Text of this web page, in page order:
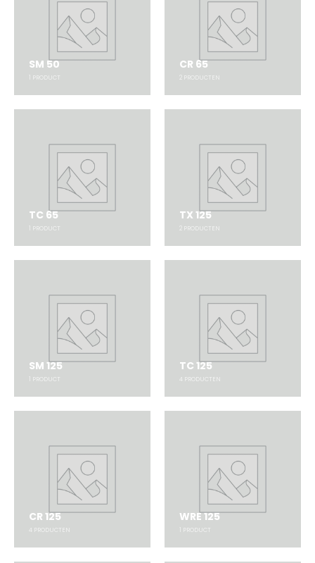
SM 50
PRODUCT
CR 65
2 PRODUCTEN
TC 65
PRODUCT
TX 125
2 PRODUCTEN
SM 125
PRODUCT
TC 125
4 PRODUCTEN
CR 125
4 PRODUCTEN
WRE 125
PRODUCT